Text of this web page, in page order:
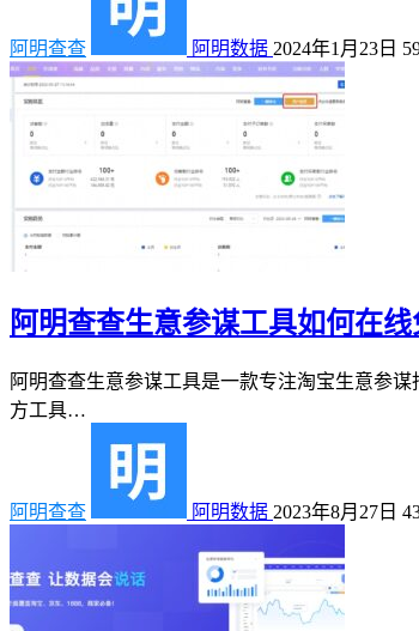
阿明查查 阿明数据 2024年1月23日
阿明查查生意参谋工具如何在线
阿明查查生意参谋工具是一款专注淘宝生意参
方工具…
阿明查查 阿明数据 2023年8月27日